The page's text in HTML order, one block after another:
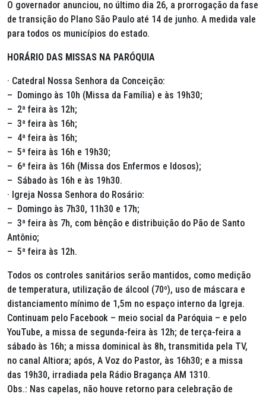
O governador anunciou, no último dia 26, a prorrogação da fase
de transição do Plano São Paulo até 14 de junho. A medida vale
para todos os municípios do estado.
HORÁRIO DAS MISSAS NA PARÓQUIA
· Catedral Nossa Senhora da Conceição:
– Domingo às 10h (Missa da Família) e às 19h30;
– 2ª feira às 12h;
– 3ª feira às 16h;
– 4ª feira às 16h;
– 5ª feira às 16h e 19h30;
– 6ª feira às 16h (Missa dos Enfermos e Idosos);
– Sábado às 16h e às 19h30.
· Igreja Nossa Senhora do Rosário:
– Domingo às 7h30, 11h30 e 17h;
– 3ª feira às 7h, com bênção e distribuição do Pão de Santo
Antônio;
– 5ª feira às 12h.
Todos os controles sanitários serão mantidos, como medição
de temperatura, utilização de álcool (70º), uso de máscara e
distanciamento mínimo de 1,5m no espaço interno da Igreja.
Continuam pelo Facebook – meio social da Paróquia – e pelo
YouTube, a missa de segunda-feira às 12h; de terça-feira a
sábado às 16h; a missa dominical às 8h, transmitida pela TV,
no canal Altiora; após, A Voz do Pastor, às 16h30; e a missa
das 19h30, irradiada pela Rádio Bragança AM 1310.
Obs.: Nas capelas, não houve retorno para celebração de